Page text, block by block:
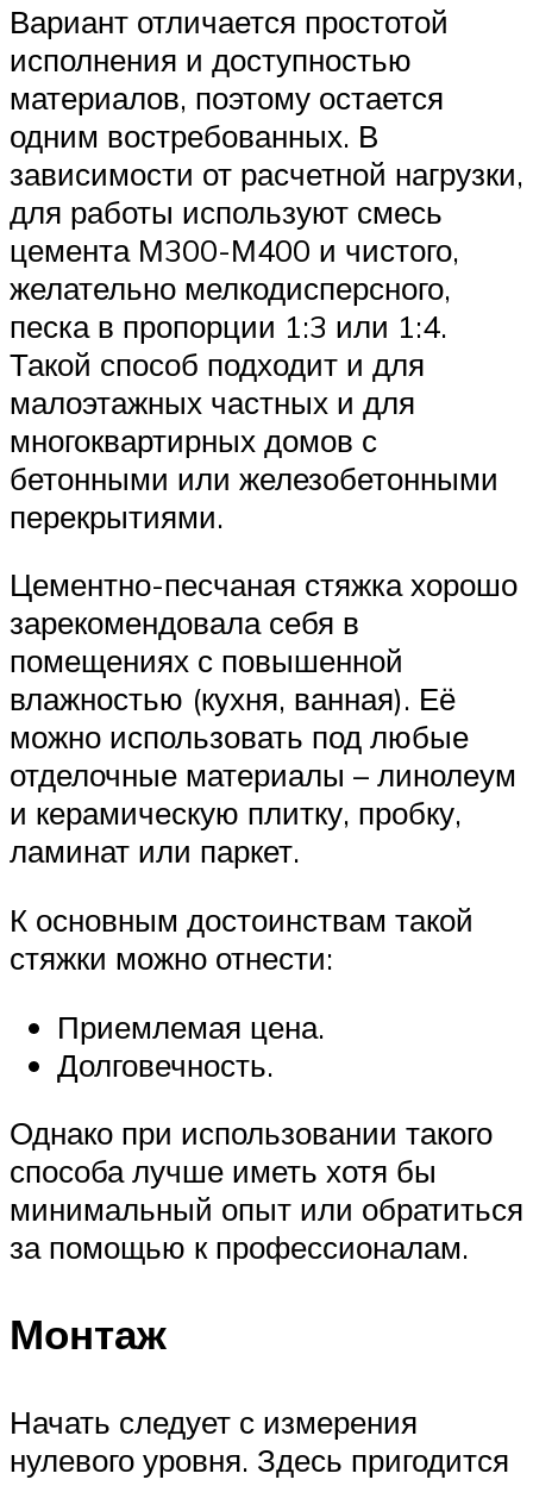
Вариант отличается простотой
исполнения и доступностью
материалов, поэтому остается
одним востребованных. В
зависимости от расчетной нагрузки,
для работы используют смесь
цемента М300-М400 и чистого,
желательно мелкодисперсного,
песка в пропорции 1:3 или 1:4.
Такой способ подходит и для
малоэтажных частных и для
многоквартирных домов с
бетонными или железобетонными
перекрытиями.
Цементно-песчаная стяжка хорошо
зарекомендовала себя в
помещениях с повышенной
влажностью (кухня, ванная). Её
можно использовать под любые
отделочные материалы – линолеум
и керамическую плитку, пробку,
ламинат или паркет.
К основным достоинствам такой
стяжки можно отнести:
Приемлемая цена.
Долговечность.
Однако при использовании такого
способа лучше иметь хотя бы
минимальный опыт или обратиться
за помощью к профессионалам.
Монтаж
Начать следует с измерения
нулевого уровня. Здесь пригодится